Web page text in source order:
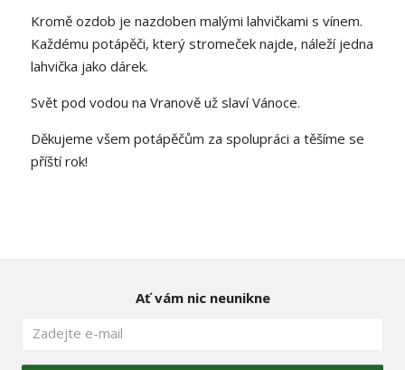
Kromě ozdob je nazdoben malými lahvičkami s vínem.
Každému potápěči, který stromeček najde, náleží jedna
lahvička jako dárek.
Svět pod vodou na Vranově už slaví Vánoce.
Děkujeme všem potápěčům za spolupráci a těšíme se
příští rok!
Ať vám nic neunikne